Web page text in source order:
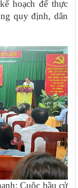
hoạch để thực
quy định, dân
Cuộc bầu cử